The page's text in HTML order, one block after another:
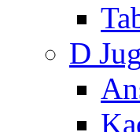
D